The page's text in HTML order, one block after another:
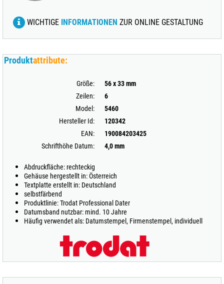
WICHTIGE INFORMATIONEN ZUR ONLINE GESTALTUNG
Produktattribute:
Größe:
56 x 33 mm
Zeilen:
6
Model:
5460
Hersteller Id:
120342
EAN:
190084203425
Schrifthöhe Datum:
4,0 mm
Abdruckfläche: rechteckig
Gehäuse hergestellt in: Österreich
Textplatte erstellt in: Deutschland
selbstfärbend
Produktlinie: Trodat Professional Dater
Datumsband nutzbar: mind. 10 Jahre
Häufig verwendet als: Datumstempel, Firmenstempel, individuell